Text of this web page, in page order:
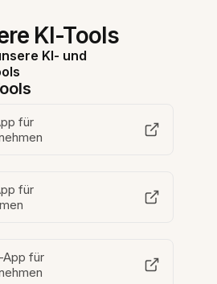
KI-Tools
KI- und
für
für
App für